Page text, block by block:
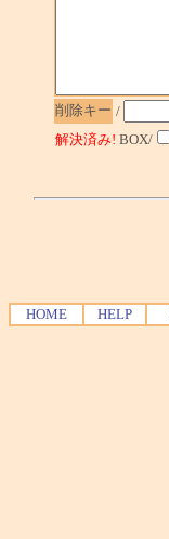
削除キー /
解決済み! BOX/
HOME HELP